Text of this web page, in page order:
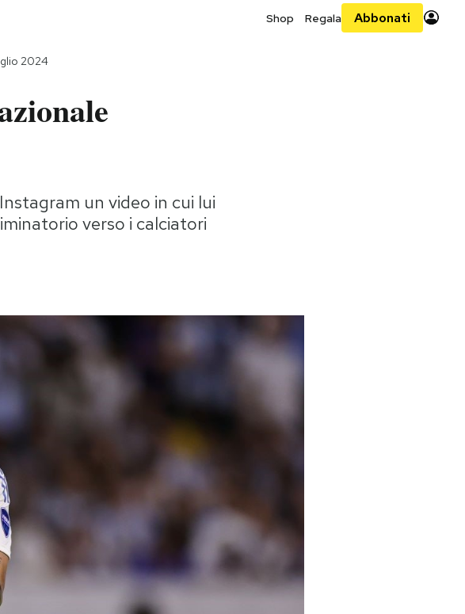
Shop Regala Abbonati
2024
un video in cui lui
verso i calciatori